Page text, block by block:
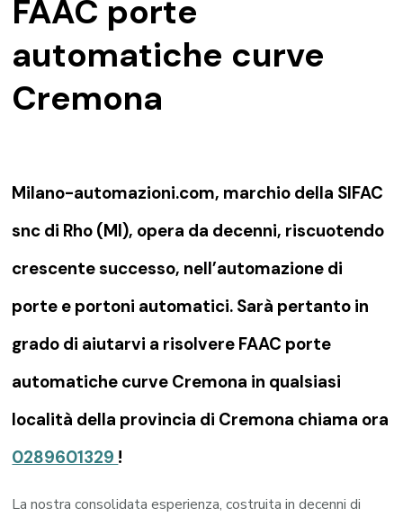
FAAC porte
automatiche curve
Cremona
Milano-automazioni.com, marchio della SIFAC
snc di Rho (MI), opera da decenni, riscuotendo
crescente successo, nell’automazione di
porte e portoni automatici. Sarà pertanto in
grado di aiutarvi a risolvere FAAC porte
automatiche curve Cremona in qualsiasi
località della provincia di Cremona chiama ora
0289601329 !
La nostra consolidata esperienza, costruita in decenni di